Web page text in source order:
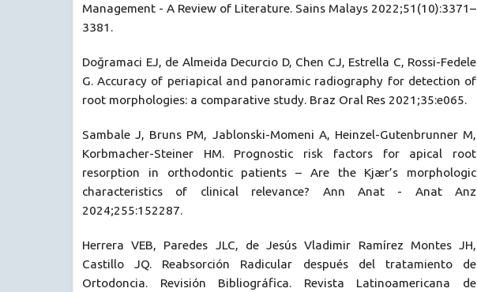
Management - A Review of Literature. Sains Malays 2022;51(10):3371–
3381.
Doğramaci EJ, de Almeida Decurcio D, Chen CJ, Estrella C, Rossi-Fedele
G. Accuracy of periapical and panoramic radiography for detection of
root morphologies: a comparative study. Braz Oral Res 2021;35:e065.
Sambale J, Bruns PM, Jablonski-Momeni A, Heinzel-Gutenbrunner M,
Korbmacher-Steiner HM. Prognostic risk factors for apical root
resorption in orthodontic patients – Are the Kjær’s morphologic
characteristics of clinical relevance? Ann Anat - Anat Anz
2024;255:152287.
Herrera VEB, Paredes JLC, de Jesús Vladimir Ramírez Montes JH,
Castillo JQ. Reabsorción Radicular después del tratamiento de
Ortodoncia. Revisión Bibliográfica. Revista Latinoamericana de